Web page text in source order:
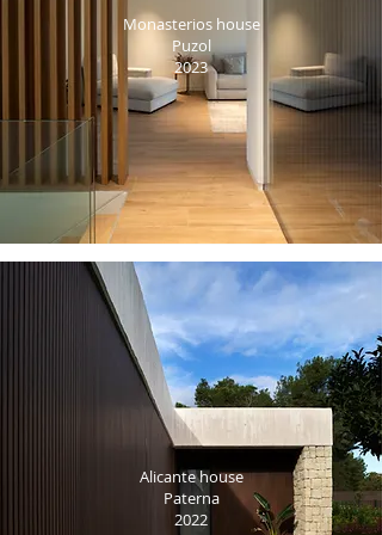
Monasterios house
Puzol
2023
Alicante house
Paterna
2022